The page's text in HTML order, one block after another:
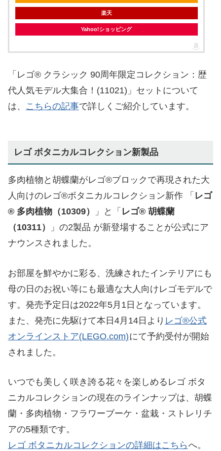
楽天
Yahoo!ショッピング
「レゴ® クラシック 90周年限定コレクション：歴
代人気モデル大集合！(11021)」セットについて
は、 こちらの記事で詳しくご紹介しています。
レゴ ボタニカルコレクション新製品
多肉植物と胡蝶蘭がレゴ®ブロックで再現された大
人向けのレゴ®ボタニカルコレクション新作 「 レゴ
® 多肉植物（10309）
」と「 レゴ® 胡蝶蘭
（10311）
」の2製品 が新登場することが公式にア
ナウンスされました。
お部屋を鮮やかに彩る、洗練されたインテリアにも
母の日のお祝い等にも最適な大人向けレゴモデルで
す。発売予定日は2022年5月1日となっています。
また、発売に先駆けて本日4月14日より レゴ®公式
オンラインストア(LEGO.com)にて予約受付が開始
されました。
いつでも美しく咲き誇る花々を楽しめるレゴ ボタ
ニカルコレクションの現在のラインナップは、胡蝶
蘭・多肉植物・フラワーブーケ・盆栽・ストレリチ
アの5種類です。
レゴ ボタニカルコレクションの詳細はこちら へ。